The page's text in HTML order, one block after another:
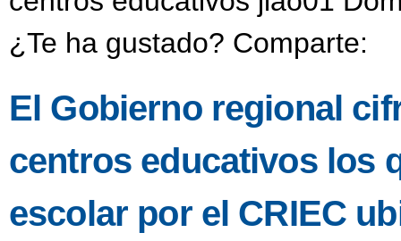
¿Te ha gustado? Comparte:
El Gobierno regional
centros educativos los
escolar por el CRIEC